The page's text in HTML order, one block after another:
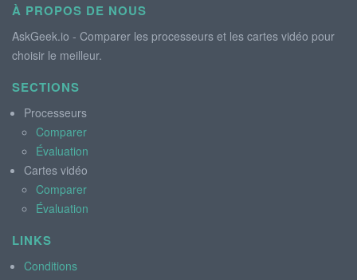
À PROPOS DE NOUS
AskGeek.io - Comparer les processeurs et les cartes vidéo pour
choisir le meilleur.
SECTIONS
Processeurs
Comparer
Évaluation
Cartes vidéo
Comparer
Évaluation
LINKS
Conditions